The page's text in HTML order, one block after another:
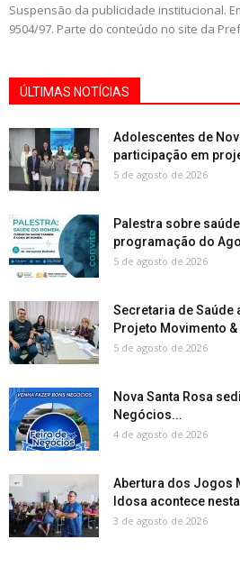
Suspensão da publicidade institucional.
9504/97. Parte do conteúdo no site da
ÚLTIMAS NOTÍCIAS
Adolescentes de
participação em
5 de agosto de 2026
Palestra sobre
programação do
5 de agosto de 2026
Secretaria de Saúde
Projeto Movimento
5 de agosto de 2026
Nova Santa Rosa
Negócios...
4 de agosto de 2026
Abertura dos Jogos
Idosa acontece
3 de agosto de 2026